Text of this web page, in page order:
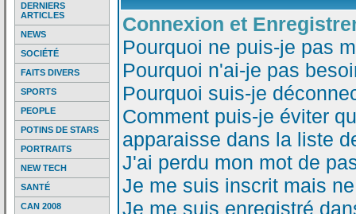
DERNIERS
ARTICLES
NEWS
SOCIÉTÉ
FAITS DIVERS
SPORTS
PEOPLE
POTINS DE STARS
PORTRAITS
NEW TECH
SANTÉ
CAN 2008
Connexion et
Pourquoi ne puis-je pas
Pourquoi n'ai-je pas
Pourquoi suis-je
Comment puis-je éviter
apparaisse dans la liste
J'ai perdu mon mot de
Je me suis inscrit mais
Je me suis enregistré